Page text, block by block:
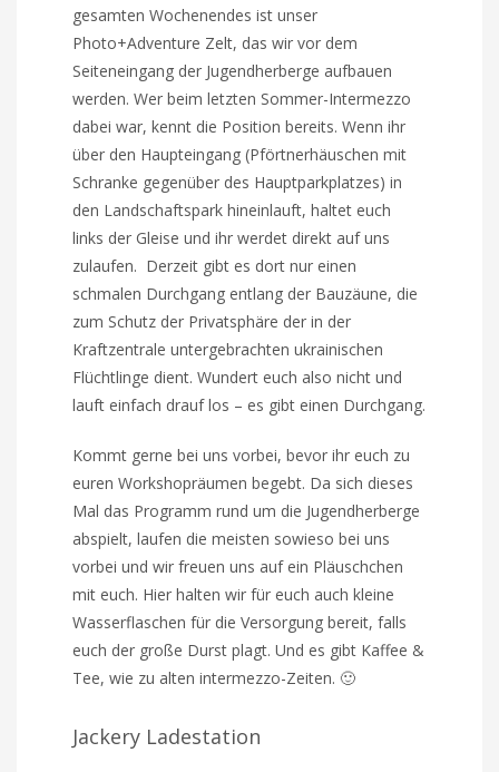
gesamten Wochenendes ist unser
Photo+Adventure Zelt, das wir vor dem
Seiteneingang der Jugendherberge aufbauen
werden. Wer beim letzten Sommer-Intermezzo
dabei war, kennt die Position bereits. Wenn ihr
über den Haupteingang (Pförtnerhäuschen mit
Schranke gegenüber des Hauptparkplatzes) in
den Landschaftspark hineinlauft, haltet euch
links der Gleise und ihr werdet direkt auf uns
zulaufen. Derzeit gibt es dort nur einen
schmalen Durchgang entlang der Bauzäune, die
zum Schutz der Privatsphäre der in der
Kraftzentrale untergebrachten ukrainischen
Flüchtlinge dient. Wundert euch also nicht und
lauft einfach drauf los – es gibt einen Durchgang.
Kommt gerne bei uns vorbei, bevor ihr euch zu
euren Workshopräumen begebt. Da sich dieses
Mal das Programm rund um die Jugendherberge
abspielt, laufen die meisten sowieso bei uns
vorbei und wir freuen uns auf ein Pläuschchen
mit euch. Hier halten wir für euch auch kleine
Wasserflaschen für die Versorgung bereit, falls
euch der große Durst plagt. Und es gibt Kaffee &
Tee, wie zu alten intermezzo-Zeiten. 🙂
Jackery Ladestation